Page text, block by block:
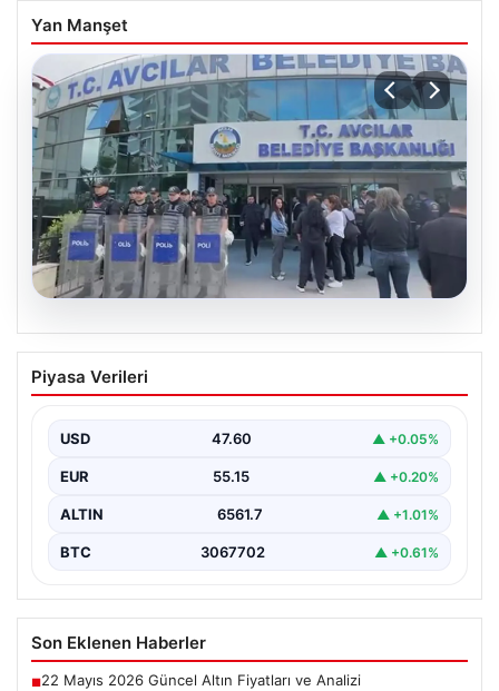
Yan Manşet
05.08.2026
Avcılar Belediyesi’ne operasyon. 12
şüpheli gözaltına alındı
Piyasa Verileri
USD 47.60 ▲ +0.05%
EUR 55.15 ▲ +0.20%
ALTIN 6561.7 ▲ +1.01%
BTC 3067702 ▲ +0.61%
Son Eklenen Haberler
■22 Mayıs 2026 Güncel Altın Fiyatları ve Analizi